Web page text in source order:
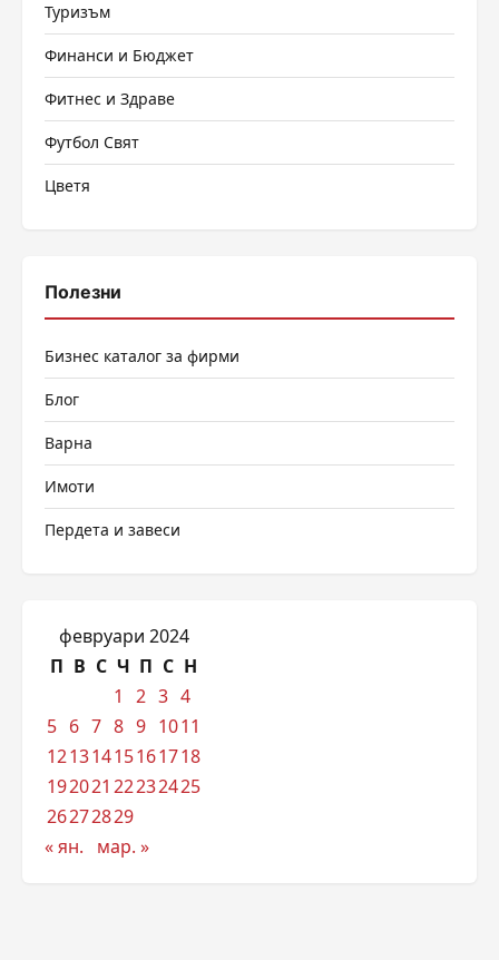
Туризъм
Финанси и Бюджет
Фитнес и Здраве
Футбол Свят
Цветя
Полезни
Бизнес каталог за фирми
Блог
Варна
Имоти
Пердета и завеси
февруари 2024
П В С Ч П С Н
1
2 3 4
5 6 7 8 9 1011
12131415161718
192021 22232425
26272829
« ян.
мар. »